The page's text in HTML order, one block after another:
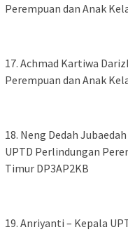
Perempuan dan Anak
‎17. Achmad Kartiwa
Perempuan dan Anak
‎18. Neng Dedah
UPTD Perlindungan
Timur DP3AP2KB
‎19. Anriyanti – Kepala